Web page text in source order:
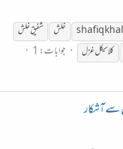
shafiq خلش شفیقخلش
کلاسیکل غزل
جوابات: 1
سے آشکار